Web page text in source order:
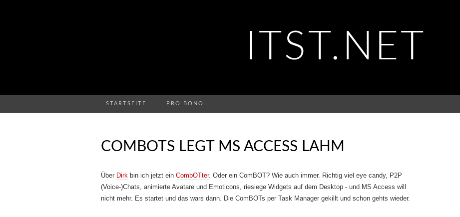
ITST.NET
STARTSEITE PRO BONO
COMBOTS LEGT MS ACCESS LAHM
Über Dirk bin ich jetzt ein CombOTter. Oder ein ComBOT? Wie auch immer. Richtig viel eye candy, P2P
(Voice-)Chats, animierte Avatare und Emoticons, riesiege Widgets auf dem Desktop - und MS Access will
nicht mehr. Es startet und das wars dann. Die ComBOTs per Task Manager gekillt und schon gehts wieder.